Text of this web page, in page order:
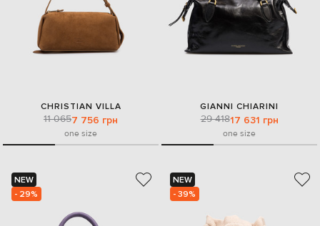
CHRISTIAN VILLA
11 0657 756 грн
one size
GIANNI CHIARINI
29 41817 631 грн
one size
NEW
- 29%
NEW
- 39%